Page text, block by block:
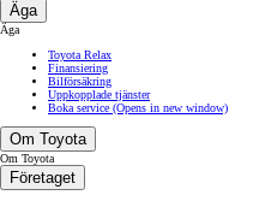
Äga
Äga
Toyota Relax
Finansiering
Bilförsäkring
Uppkopplade tjänster
Boka service (Opens in new window)
Om Toyota
Om Toyota
Företaget